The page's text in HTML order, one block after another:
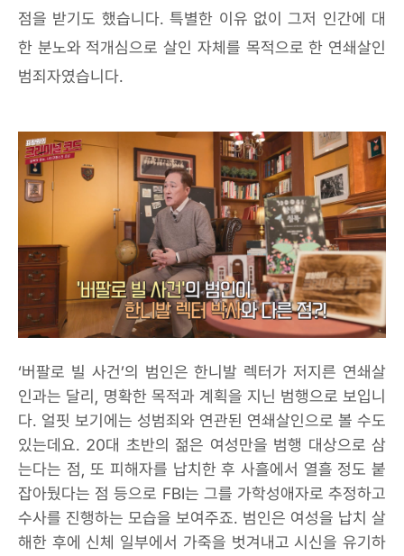
점을 받기도 했습니다. 특별한 이유 없이 그저 인간에 대
한 분노와 적개심으로 살인 자체를 목적으로 한 연쇄살인
범죄자였습니다.
‘버팔로 빌 사건’의 범인은 한니발 렉터가 저지른 연쇄살
인과는 달리, 명확한 목적과 계획을 지닌 범행으로 보입니
다. 얼핏 보기에는 성범죄와 연관된 연쇄살인으로 볼 수도
있는데요. 20대 초반의 젊은 여성만을 범행 대상으로 삼
는다는 점, 또 피해자를 납치한 후 사흘에서 열흘 정도 붙
잡아뒀다는 점 등으로 FBI는 그를 가학성애자로 추정하고
수사를 진행하는 모습을 보여주죠. 범인은 여성을 납치 살
해한 후에 신체 일부에서 가죽을 벗겨내고 시신을 유기하